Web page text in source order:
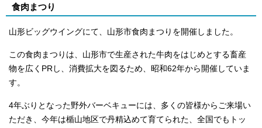
食肉まつり
山形ビッグウイングにて、山形市食肉まつりを開催しました。
この食肉まつりは、山形市で生産された牛肉をはじめとする畜産
物を広くPRし、消費拡大を図るため、昭和62年から開催していま
す。
4年ぶりとなった野外バーベキューには、多くの皆様からご来場い
ただき、今年は楯山地区で丹精込めて育てられた、全国でもトッ